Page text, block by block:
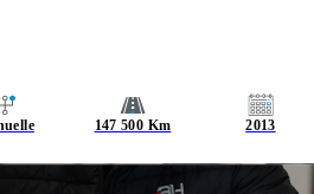
147 500 Km 2013